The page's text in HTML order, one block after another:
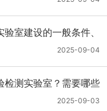
室建设的一般条件、
2025-09-04
检测实验室？需要哪些
2025-09-03